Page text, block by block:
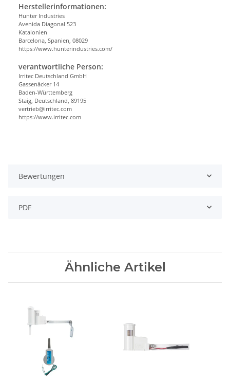
Herstellerinformationen:
Hunter Industries
Avenida Diagonal 523
Katalonien
Barcelona, Spanien, 08029
https://www.hunterindustries.com/
verantwortliche Person:
Irritec Deutschland GmbH
Gassenäcker 14
Baden-Württemberg
Staig, Deutschland, 89195
vertrieb@irritec.com
https://www.irritec.com
Bewertungen
PDF
Ähnliche Artikel